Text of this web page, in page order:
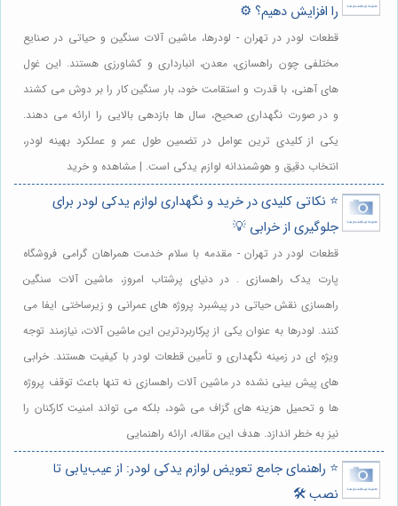
را افزایش دهیم؟ ⚙️
قطعات لودر در تهران - لودرها، ماشین آلات سنگین و حیاتی در صنایع
مختلفی چون راهسازی، معدن، انبارداری و کشاورزی هستند. این غول
های آهنی، با قدرت و استقامت خود، بار سنگین کار را بر دوش می کشند
و در صورت نگهداری صحیح، سال ها بازدهی بالایی را ارائه می دهند.
یکی از کلیدی ترین عوامل در تضمین طول عمر و عملکرد بهینه لودر،
انتخاب دقیق و هوشمندانه لوازم یدکی است. | مشاهده و خرید
⭐️ نکاتی کلیدی در خرید و نگهداری لوازم یدکی لودر برای
جلوگیری از خرابی 💡
قطعات لودر در تهران - مقدمه با سلام خدمت همراهان گرامی فروشگاه
پارت یدک راهسازی . در دنیای پرشتاب امروز، ماشین آلات سنگین
راهسازی نقش حیاتی در پیشبرد پروژه های عمرانی و زیرساختی ایفا می
کنند. لودرها به عنوان یکی از پرکاربردترین این ماشین آلات، نیازمند توجه
ویژه ای در زمینه نگهداری و تأمین قطعات لودر با کیفیت هستند. خرابی
های پیش بینی نشده در ماشین آلات راهسازی نه تنها باعث توقف پروژه
ها و تحمیل هزینه های گزاف می شود، بلکه می تواند امنیت کارکنان را
نیز به خطر اندازد. هدف این مقاله، ارائه راهنمایی
⭐️ راهنمای جامع تعویض لوازم یدکی لودر: از عیب‌یابی تا
نصب 🛠️